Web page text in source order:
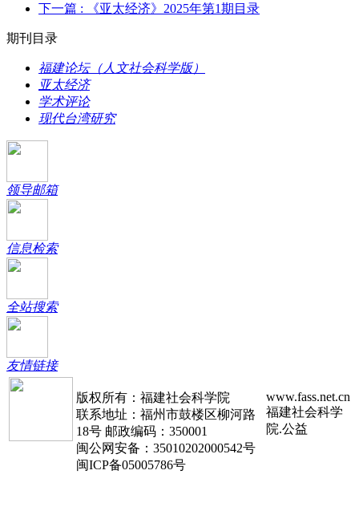
下一篇 : 《亚太经济》2025年第1期目录
期刊目录
福建论坛（人文社会科学版）
亚太经济
学术评论
现代台湾研究
领导邮箱
信息检索
全站搜索
友情链接
版权所有：福建社会科学院
联系地址：福州市鼓楼区柳河路
18号 邮政编码：350001
闽公网安备：35010202000542号
闽ICP备05005786号
www.fass.net.cn
福建社会科学
院.公益